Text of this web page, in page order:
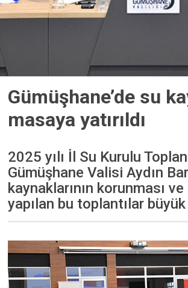
Gümüşhane’de su
masaya yatırıldı
2025 yılı İl Su Kurulu
Gümüşhane Valisi Aydın
kaynaklarının korunması
yapılan bu toplantılar